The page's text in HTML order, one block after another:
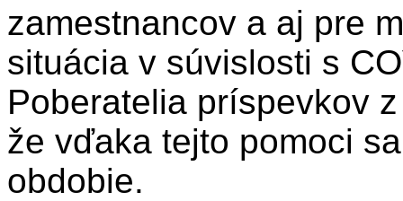
zamestnancov a aj pre
situácia v súvislosti s
Poberatelia príspevkov
že vďaka tejto pomoci
obdobie.